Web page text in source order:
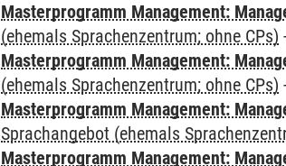
Masterprogramm Management:
(ehemals Sprachenzentrum; ohne CPs)
Masterprogramm Management:
(ehemals Sprachenzentrum; ohne CPs)
Masterprogramm Management:
Sprachangebot (ehemals
Masterprogramm Management: